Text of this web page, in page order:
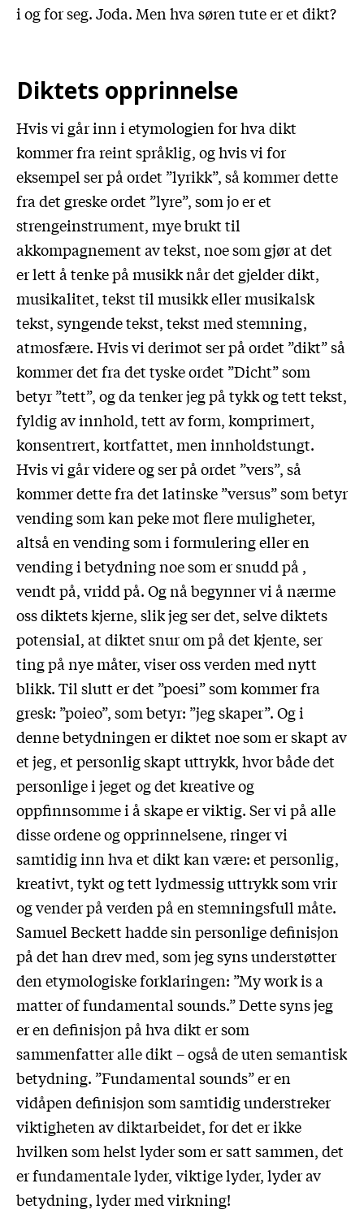
i og for seg. Joda. Men hva søren tute er et dikt?
Diktets opprinnelse
Hvis vi går inn i etymologien for hva dikt
kommer fra reint språklig, og hvis vi for
eksempel ser på ordet ”lyrikk”, så kommer dette
fra det greske ordet ”lyre”, som jo er et
strengeinstrument, mye brukt til
akkompagnement av tekst, noe som gjør at det
er lett å tenke på musikk når det gjelder dikt,
musikalitet, tekst til musikk eller musikalsk
tekst, syngende tekst, tekst med stemning,
atmosfære. Hvis vi derimot ser på ordet ”dikt” så
kommer det fra det tyske ordet ”Dicht” som
betyr ”tett”, og da tenker jeg på tykk og tett tekst,
fyldig av innhold, tett av form, komprimert,
konsentrert, kortfattet, men innholdstungt.
Hvis vi går videre og ser på ordet ”vers”, så
kommer dette fra det latinske ”versus” som betyr
vending som kan peke mot flere muligheter,
altså en vending som i formulering eller en
vending i betydning noe som er snudd på ,
vendt på, vridd på. Og nå begynner vi å nærme
oss diktets kjerne, slik jeg ser det, selve diktets
potensial, at diktet snur om på det kjente, ser
ting på nye måter, viser oss verden med nytt
blikk. Til slutt er det ”poesi” som kommer fra
gresk: ”poieo”, som betyr: ”jeg skaper”. Og i
denne betydningen er diktet noe som er skapt av
et jeg, et personlig skapt uttrykk, hvor både det
personlige i jeget og det kreative og
oppfinnsomme i å skape er viktig. Ser vi på alle
disse ordene og opprinnelsene, ringer vi
samtidig inn hva et dikt kan være: et personlig,
kreativt, tykt og tett lydmessig uttrykk som vrir
og vender på verden på en stemningsfull måte.
Samuel Beckett hadde sin personlige definisjon
på det han drev med, som jeg syns understøtter
den etymologiske forklaringen: ”My work is a
matter of fundamental sounds.” Dette syns jeg
er en definisjon på hva dikt er som
sammenfatter alle dikt – også de uten semantisk
betydning. ”Fundamental sounds” er en
vidåpen definisjon som samtidig understreker
viktigheten av diktarbeidet, for det er ikke
hvilken som helst lyder som er satt sammen, det
er fundamentale lyder, viktige lyder, lyder av
betydning, lyder med virkning!